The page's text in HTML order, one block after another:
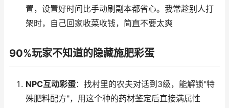
置，设置好时间比手动刷副本都省心。我常趁别人打
架时，自己回家收菜收钱，简直不要太爽
90%玩家不知道的隐藏施肥彩蛋
NPC互动彩蛋：找村里的农夫对话到3级，能解锁"特
殊肥料配方"，用这个种的药材鉴定后直接满属性